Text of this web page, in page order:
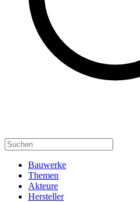
Bauwerke
Themen
Akteure
Hersteller